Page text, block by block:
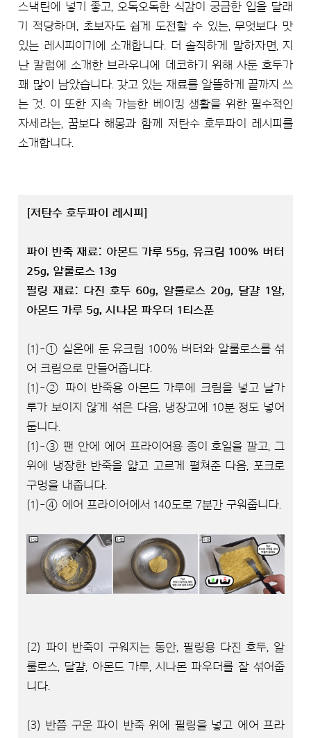
스낵틴에 넣기 좋고, 오독오독한 식감이 궁금한 입을 달래
기 적당하며, 초보자도 쉽게 도전할 수 있는, 무엇보다 맛
있는 레시피이기에 소개합니다. 더 솔직하게 말하자면, 지
난 칼럼에 소개한 브라우니에 데코하기 위해 사둔 호두가
꽤 많이 남았습니다. 갖고 있는 재료를 알뜰하게 끝까지 쓰
는 것. 이 또한 지속 가능한 베이킹 생활을 위한 필수적인
자세라는, 꿈보다 해몽과 함께 저탄수 호두파이 레시피를
소개합니다.
[저탄수 호두파이 레시피]
파이 반죽 재료: 아몬드 가루 55g, 유크림 100% 버터
25g, 알룰로스 13g
필링 재료: 다진 호두 60g, 알룰로스 20g, 달걀 1알,
아몬드 가루 5g, 시나몬 파우더 1티스푼
(1)-① 실온에 둔 유크림 100% 버터와 알룰로스를 섞
어 크림으로 만들어줍니다.
(1)-② 파이 반죽용 아몬드 가루에 크림을 넣고 날가
루가 보이지 않게 섞은 다음, 냉장고에 10분 정도 넣어
둡니다.
(1)-③ 팬 안에 에어 프라이어용 종이 호일을 깔고, 그
위에 냉장한 반죽을 얇고 고르게 펼쳐준 다음, 포크로
구멍을 내줍니다.
(1)-④ 에어 프라이어에서 140도로 7분간 구워줍니다.
(2) 파이 반죽이 구워지는 동안, 필링용 다진 호두, 알
룰로스, 달걀, 아몬드 가루, 시나몬 파우더를 잘 섞어줍
니다.
(3) 반쯤 구운 파이 반죽 위에 필링을 넣고 에어 프라